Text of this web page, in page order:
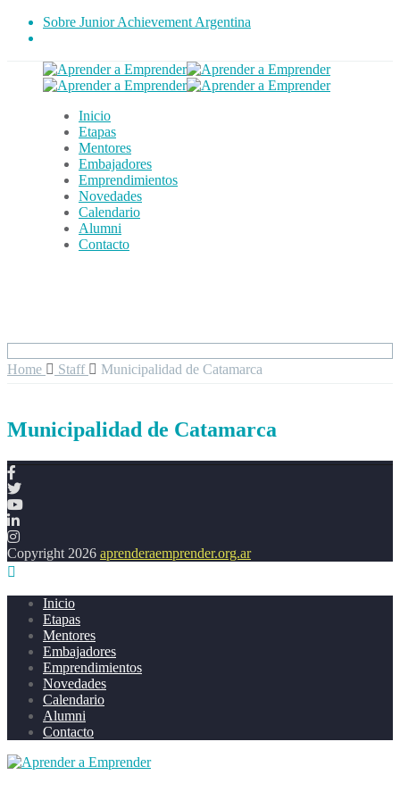
Sobre Junior Achievement Argentina
Inicio
Etapas
Mentores
Embajadores
Emprendimientos
Novedades
Calendario
Alumni
Contacto
Home Staff Municipalidad de Catamarca
Municipalidad de Catamarca
Copyright 2026 aprenderaemprender.org.ar
Inicio
Etapas
Mentores
Embajadores
Emprendimientos
Novedades
Calendario
Alumni
Contacto